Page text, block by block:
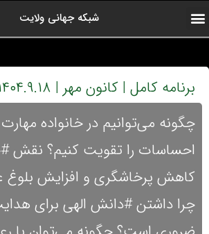
شبکه جهانی ولایت
برنامه کامل | کانون مهر | ۱۴۰۴.۹.۱۸ | استاد کرمی
چگونه می‌توانیم در خانواده
احساسات را تقویت کنیم؟ نقش
کاهش پرخاشگری و افزایش
چرا داشتن #دانش الهی برای